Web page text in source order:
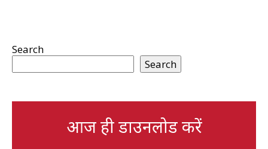
Search
Search
आज ही डाउनलोड करें